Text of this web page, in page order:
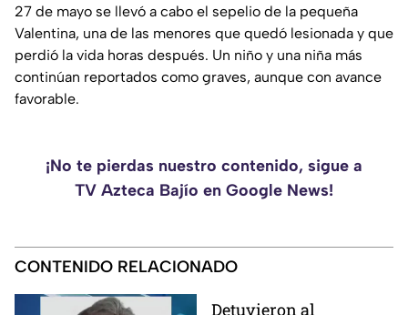
27 de mayo se llevó a cabo el sepelio de la pequeña
Valentina, una de las menores que quedó lesionada y que
perdió la vida horas después. Un niño y una niña más
continúan reportados como graves, aunque con avance
favorable.
¡No te pierdas nuestro contenido, sigue a
TV Azteca Bajío en Google News!
CONTENIDO RELACIONADO
Detuvieron al